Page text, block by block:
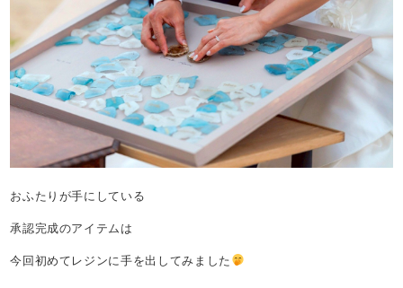
おふたりが手にしている
承認完成のアイテムは
今回初めてレジンに手を出してみました